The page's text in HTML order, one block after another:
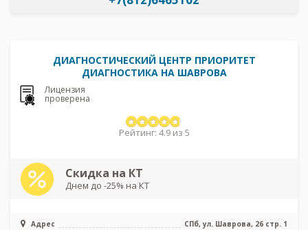
ДИАГНОСТИЧЕСКИЙ ЦЕНТР ПРИОРИТЕТ
ДИАГНОСТИКА НА ШАВРОВА
Лицензия
проверена
Рейтинг: 4.9 из 5
Скидка на КТ
Днем до -25% на КТ
Адрес
СПб, ул. Шаврова, 26 стр. 1